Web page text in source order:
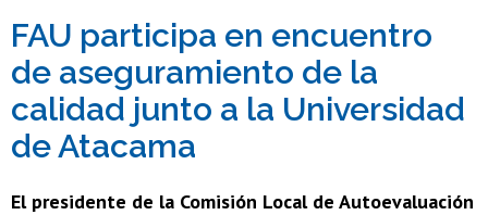
Académicas/os
Funcionarias/os
Egresadas/os
FAU participa en encuentro
de aseguramiento de la
calidad junto a la Universidad
de Atacama
El presidente de la Comisión Local de Autoevaluación